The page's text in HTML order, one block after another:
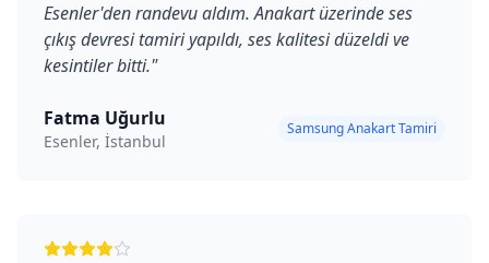
Esenler'den randevu aldım. Anakart üzerinde ses
çıkış devresi tamiri yapıldı, ses kalitesi düzeldi ve
kesintiler bitti."
Fatma Uğurlu
Esenler, İstanbul
Samsung Anakart Tamiri